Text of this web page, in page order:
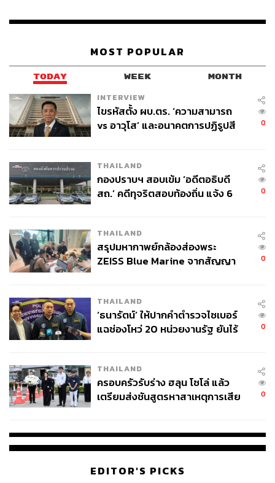
หัวหน้าพรรคประชาธิปัตย์ ในฐานะผู้นำฝ่ายค้าน
ในสภาผู้แทนราษฎร ประกอบด้วย
ครม. เงา ในยุครัฐบาลพลังประชาชน
สมัคร สุนทรเวช
และสมชาย วงศ์สวัสดิ์
อาทิ
ศึกษาธิการเงา,ชำนิ ศักดิเศรษฐ์ สุทัศน์ เงินหมื่น อลงกรณ์
พลบุตร กษิต ภิรมย์เป็นรองนายกรัฐมนตรีเงา,นิพิฏฐ์ อินทร
สมบัติและองอาจ คล้ามไพบูลย์เป็นรัฐมนตรีประจำสำนัก
นายกรัฐมนตรีเงา,สุเทพ เทือกสุบรรณ
กระทรวงการคลังเงา,พีระพันธุ์ สาลีรัฐวิภาค
รัฐมนตรีว่าการ
กระทรวงยุติธรรมเงา และจุรินทร์ ลักษณวิศิษฏ์รัฐมนตรี
ว่าการกระทรวงพลังงานเงา เป็นต้น
ต่อมาหลังจากมีการยุบพรรคพลังประชาชน และ สมชาย วงศ์
สวัสดิ์ พ้นจากตำแหน่งนายกรัฐมนตรี และอภิสิทธิ์ได้ตั้ง ครม.
พบว่า มีบางรายชื่อ ใน ครม. เงา ที่ได้ดำรงตำแหน่งใน ครม.
จริง
ครม. เงา ในยุครัฐบาลเพื่อไทย
MOST POPULAR
TODAY WEEK MONTH
INTERVIEW
ไขรหัสตั้ง ผบ.ตร. ‘ความสามารถ
vs อาวุโส’ และอนาคตการปฏิรูปสี
0
THAILAND
กองปราบฯ สอบเข้ม ‘อดีตอธิบดี
สถ.’ คดีทุจริตสอบท้องถิ่น แจ้ง 6
0
THAILAND
สรุปมหากาพย์กล้องส่องพระ
ZEISS Blue Marine จากสัญญา
จ่ายหนี้-แอบระบุแบรนด์
0
THAILAND
‘ธนารัตน์’ ให้ปากคำตำรวจไซเบอร์
แฉช่องโหว่ 20 หน่วยงานรัฐ ยันไร้
0
THAILAND
ครอบครัวรับร่าง ฮลุน โซโล่ แล้ว
เตรียมส่งชันสูตรหาสาเหตุการเสีย
0
EDITOR'S PICKS